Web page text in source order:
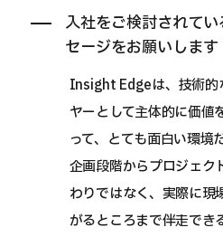
入社をご検討されて
セージをお願いします
Insight Edgeは、技術的
ヤーとして主体的に価値
って、とても面白い環境
企画段階からプロジェク
わりではなく、実際に現
がるところまで伴走でき